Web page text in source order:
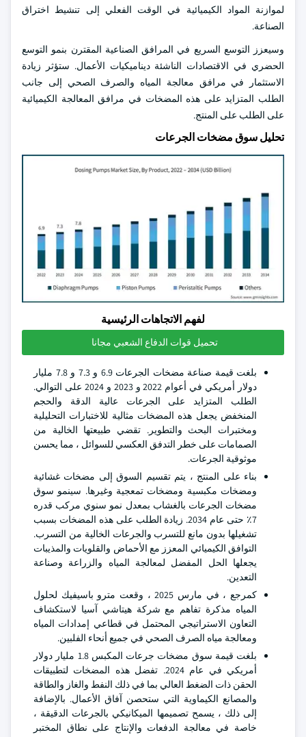
لموازنة المواد الكيميائية في الوقت الفعلي إلى تنشيط اختراق
الصناعة.
وسيعزز التوسع السريع في المرافق الصناعية المقترن بنمو التوسع
الحضري في الاقتصادات الناشئة ديناميكيات الأعمال. ستؤثر زيادة
الاستثمار في مرافق معالجة المياه والصرف الصحي إلى جانب
الطلب المتزايد على هذه المضخات في مرافق المعالجة الكيميائية
على الطلب على المنتج.
تحليل سوق مضخات الجرعات
لفهم الاتجاهات الرئيسية
تحميل قوات الدفاع الشعبي مجانا
بلغت قيمة صناعة مضخات الجرعات 6.9 و 7.3 و 7.8 مليار
دولار أمريكي في أعوام 2022 و 2023 و 2024 على التوالي.
الطلب المتزايد على الجرعات عالية الدقة والحجم
المنخفض يجعل هذه المضخات مثالية للاختبارات التحليلية
ومختبرات البحث والتطوير. تقضي طبيعتها الخالية من
الصمامات على خطر التدفق العكسي للسوائل ، مما يحسن
موثوقية الجرعات.
بناء على المنتج ، يتم تقسيم السوق إلى مضخات غشائية
ومضخات مكبسية ومضخات تمعجية وغيرها. سينمو سوق
مضخات الجرعات بالغشاب بمعدل نمو سنوي مركب قدره
7٪ حتى عام 2034. زيادة الطلب على هذه المضخات بسبب
تشغيلها بدون مانع للتسرب والجرعات الخالية من التسرب.
التوافق الكيميائي المعزز مع الأحماض والقلويات والمذيبات
يجعلها الحل المفضل لمعالجة المياه والزراعة وصناعة
التعدين.
كمرجع ، في مارس 2025 ، وقعت مترو باسيفيك لحلول
المياه مذكرة تفاهم مع شركة هيتاشي آسيا لاستكشاف
التعاون الاستراتيجي المحتمل في قطاعي إمدادات المياه
ومعالجة مياه الصرف الصحي في جميع أنحاء الفلبين.
بلغت قيمة سوق مضخات جرعات المكبس 1.8 مليار دولار
أمريكي في عام 2024. تفضل هذه المضخات لتطبيقات
الحقن ذات الضغط العالي بما في ذلك النفط والغاز والطاقة
والمصانع الكيماوية التي ستحصن آفاق الأعمال. بالإضافة
إلى ذلك ، يسمح تصميمها الميكانيكي بالجرعات الدقيقة ،
خاصة في معالجة الدفعات والإنتاج على نطاق المختبر